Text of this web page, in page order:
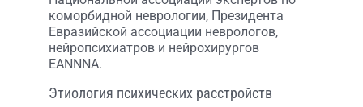
коморбидной неврологии, Президента
Евразийской ассоциации неврологов,
нейропсихиатров и нейрохирургов
EANNNA.
Этиология психических расстройств